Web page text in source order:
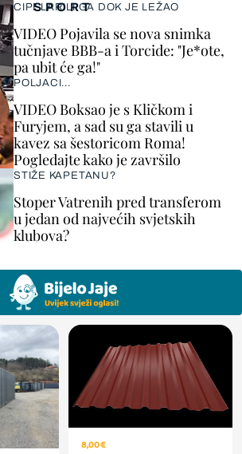
SPORT
CIPELARILI GA DOK JE LEŽAO
VIDEO Pojavila se nova snimka
tučnjave BBB-a i Torcide: "Je*ote,
pa ubit će ga!"
POLJACI...
VIDEO Boksao je s Kličkom i
Furyjem, a sad su ga stavili u
kavez sa šestoricom Roma!
Pogledajte kako je završilo
STIŽE KAPETANU?
Stoper Vatrenih pred transferom
u jedan od najvećih svjetskih
klubova?
8,00 €